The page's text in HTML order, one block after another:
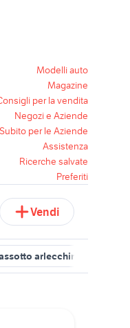
Modelli auto
Magazine
per la vendita
Negozi e Aziende
Subito per le Aziende
Assistenza
Ricerche salvate
Preferiti
Vendi
arlecchino